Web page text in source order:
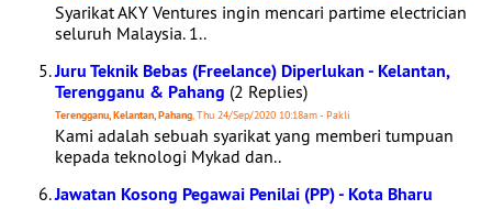
Syarikat AKY Ventures ingin mencari partime electrician
seluruh Malaysia. 1..
Juru Teknik Bebas (Freelance) Diperlukan - Kelantan,
Terengganu & Pahang (2 Replies)
Terengganu, Kelantan, Pahang, Thu 24/Sep/2020 10:18am - Pakli
Kami adalah sebuah syarikat yang memberi tumpuan
kepada teknologi Mykad dan..
Jawatan Kosong Pegawai Penilai (PP) - Kota Bharu